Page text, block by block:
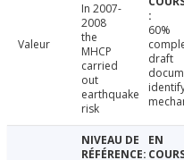
Valeur
In 2007-
2008
the
MHCP
carried
out
earthquake
risk
60%
draft